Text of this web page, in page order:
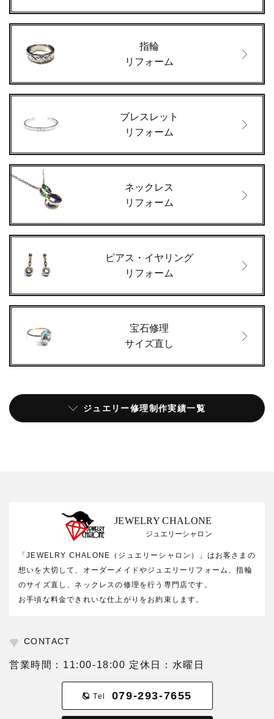
指輪
リフォーム
ブレスレット
リフォーム
ネックレス
リフォーム
ピアス・イヤリング
リフォーム
宝石修理
サイズ直し
ジュエリー修理制作実績一覧
JEWELRY CHALONE
ジュエリーシャロン
「JEWELRY CHALONE（ジュエリーシャロン）」はお客さまの
想いを大切して、オーダーメイドやジュエリーリフォーム、指輪
のサイズ直し、ネックレスの修理を行う専門店です。
お手頃な料金できれいな仕上がりをお約束します。
CONTACT
営業時間：11:00-18:00 定休日：水曜日
Tel 079-293-7655